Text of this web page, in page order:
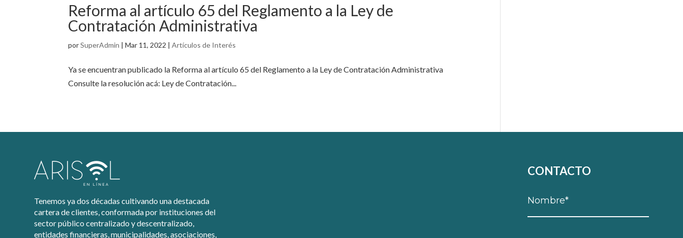
Reforma al artículo 65 del Reglamento a la Ley de
Contratación Administrativa
porSuperAdmin |Mar 11, 2022 |Artículos de Interés
Ya se encuentran publicado la Reforma al artículo 65 del Reglamento a la Ley de Contratación Administrativa
Consulte la resolución acá: Ley de Contratación...
Tenemos ya dos décadas cultivando una destacada
cartera de clientes, conformada por instituciones del
sector público centralizado y descentralizado,
entidades financieras, municipalidades, asociaciones,
CONTACTO